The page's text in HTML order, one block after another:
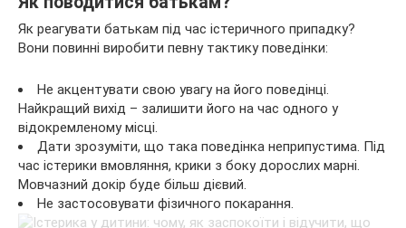
Як реагувати батькам під час істеричного припадку?
Вони повинні виробити певну тактику поведінки:
Не акцентувати свою увагу на його поведінці.
Найкращий вихід – залишити його на час одного у
відокремленому місці.
Дати зрозуміти, що така поведінка неприпустима. Під
час істерики вмовляння, крики з боку дорослих марні.
Мовчазний докір буде більш дієвий.
Не застосовувати фізичного покарання.